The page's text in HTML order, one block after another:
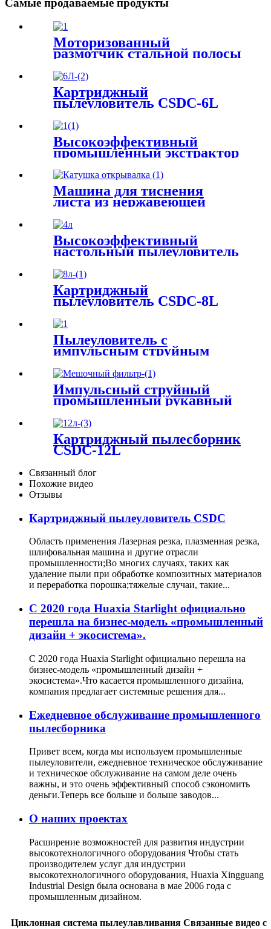
Самые продаваемые продукты
Моторизованный
размотчик стальной полосы
для тяжелого режима
работы с рычагом пресса
Картриджный
пылеуловитель CSDC-6L
Высокоэффективный
промышленный экстрактор
дыма, каменная пила,
улавливатель порошка,
сварочный пылесборник
Машина для тиснения
листа из нержавеющей
разматыванием
Высокоэффективный
настольный пылеуловитель
очисткой
Картриджный
пылеуловитель CSDC-8L
Пылеуловитель с
импульсным струйным
для пищевой и
фармацевтической
промышленности
Импульсный струйный
промышленный рукавный
пылеуловитель
Картриджный пылесборник
CSDC-12L
Связанный блог
Похожие видео
Отзывы
Картриджный пылеуловитель CSDC
Область применения Лазерная резка, плазменная резка,
шлифовальная машина и другие отрасли
промышленности;Во многих случаях, таких как
удаление пыли при обработке композитных материалов
и переработка порошка;тяжелые случаи, такие...
С 2020 года Huaxia Starlight официально
перешла на бизнес-модель «промышленный
дизайн + экосистема».
С 2020 года Huaxia Starlight официально перешла на
бизнес-модель «промышленный дизайн +
экосистема».Что касается промышленного дизайна,
компания предлагает системные решения для...
Ежедневное обслуживание промышленного
пылесборника
Привет всем, когда мы используем промышленные
пылеуловители, ежедневное техническое обслуживание
и техническое обслуживание на самом деле очень
важны, и это очень эффективный способ сэкономить
деньги.Теперь все больше и больше заводов...
О наших проектах
Расширение возможностей для развития индустрии
высокотехнологичного оборудования Чтобы стать
производителем услуг для индустрии
высокотехнологичного оборудования, Huaxia Xingguang
Industrial Design была основана в мае 2006 года с
промышленным дизайном.
Циклонная система пылеулавливания Связанные видео с